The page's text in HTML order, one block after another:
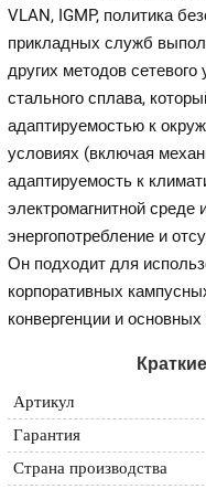
VLAN, IGMP, политика
прикладных служб
других методов
стального сплава,
адаптируемостью к
условиях (включая
адаптируемость к
электромагнитной среде
энергопотребление и
Он подходит для
корпоративных
конвергенции и
Артикул
Гарантия
Страна производства